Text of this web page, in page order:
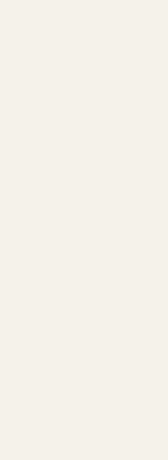
newsletter.
(ricevere